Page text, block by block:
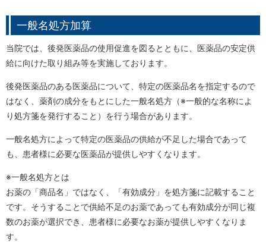
一般名処方加算
当院では、後発医薬品の使用促進を図るとともに、医薬品の安定供
給に向けた取り組み等を実施しております。
後発医薬品のある医薬品について、特定の医薬品名を指定するので
はなく、薬剤の成分をもとにした一般名処方（※一般的な名称によ
り処方箋を発行すること）を行う場合があります。
一般名処方によって特定の医薬品の供給が不足した場合であって
も、患者様に必要な医薬品が提供しやすくなります。
※一般名処方とは
お薬の「商品名」ではなく、「有効成分」を処方箋に記載すること
です。そうすることで供給不足のお薬であっても有効成分が同じ複
数のお薬が選択でき、患者様に必要なお薬が提供しやすくなりま
す。